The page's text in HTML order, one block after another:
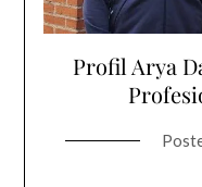
Profil Arya